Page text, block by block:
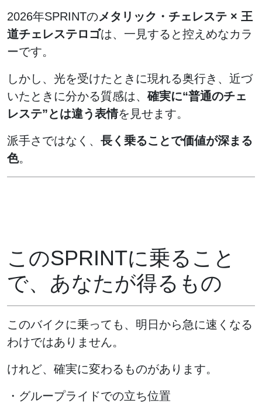
2026年SPRINTのメタリック・チェレステ × 王
道チェレステロゴは、一見すると控えめなカラ
ーです。
しかし、光を受けたときに現れる奥行き、近づ
いたときに分かる質感は、 確実に“普通のチェ
レステ”とは違う表情を見せます。
派手さではなく、 長く乗ることで価値が深まる
色。
このSPRINTに乗ること
で、あなたが得るもの
このバイクに乗っても、明日から急に速くなる
わけではありません。
けれど、確実に変わるものがあります。
・グループライドでの立ち位置